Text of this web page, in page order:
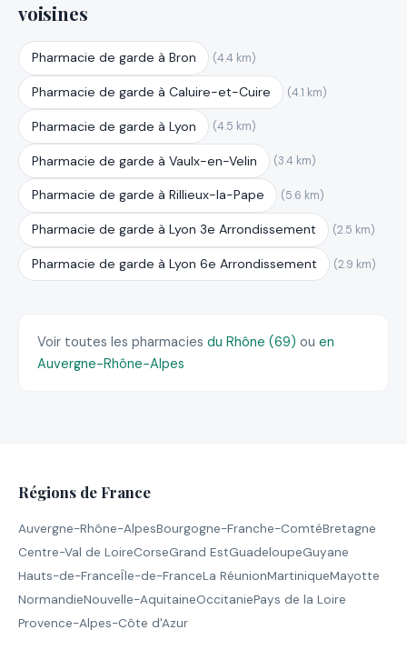
voisines
Pharmacie de garde à Bron (4.4 km)
Pharmacie de garde à Caluire-et-Cuire (4.1 km)
Pharmacie de garde à Lyon (4.5 km)
Pharmacie de garde à Vaulx-en-Velin (3.4 km)
Pharmacie de garde à Rillieux-la-Pape (5.6 km)
Pharmacie de garde à Lyon 3e Arrondissement (2.5 km)
Pharmacie de garde à Lyon 6e Arrondissement (2.9 km)
Voir toutes les pharmacies du Rhône (69) ou en
Auvergne-Rhône-Alpes
Régions de France
Auvergne-Rhône-AlpesBourgogne-Franche-ComtéBretagne
Centre-Val de LoireCorseGrand EstGuadeloupeGuyane
Hauts-de-FranceÎle-de-FranceLa RéunionMartiniqueMayotte
NormandieNouvelle-AquitaineOccitaniePays de la Loire
Provence-Alpes-Côte d'Azur